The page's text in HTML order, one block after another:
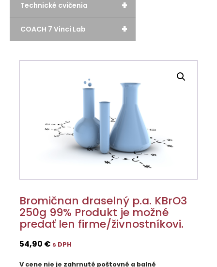
+
Technické cvičenia
+
COACH 7 Vinci Lab
Bromičnan draselný p.a. KBrO3
250g 99% Produkt je možné
predať len firme/živnostníkovi.
54,90 € s DPH
V cene nie je zahrnuté poštovné a balné